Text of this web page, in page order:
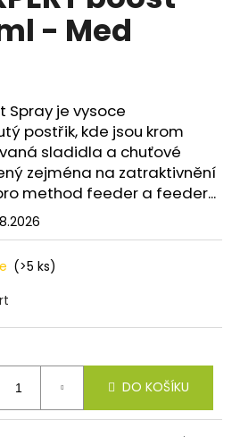
- Med
Spray je vysoce
postřik, kde jsou krom
sladidla a chuťové
zejména na zatraktivnění
method feeder a feeder...
(>5 ks)
DO KOŠÍKU